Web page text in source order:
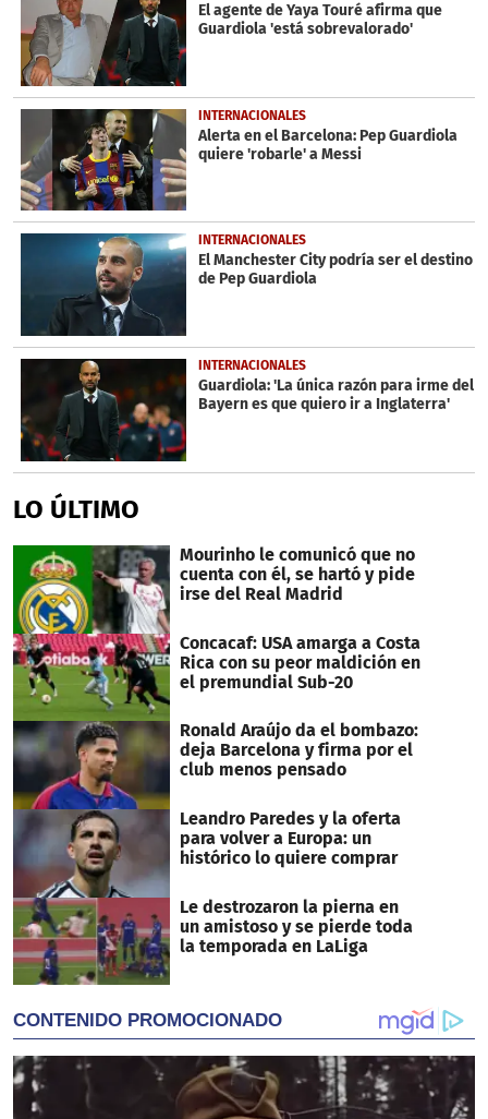
El agente de Yaya Touré afirma que
Guardiola 'está sobrevalorado'
INTERNACIONALES
Alerta en el Barcelona: Pep Guardiola
quiere 'robarle' a Messi
INTERNACIONALES
El Manchester City podría ser el destino
de Pep Guardiola
INTERNACIONALES
Guardiola: 'La única razón para irme del
Bayern es que quiero ir a Inglaterra'
LO ÚLTIMO
Mourinho le comunicó que no
cuenta con él, se hartó y pide
irse del Real Madrid
Concacaf: USA amarga a Costa
Rica con su peor maldición en
el premundial Sub-20
Ronald Araújo da el bombazo:
deja Barcelona y firma por el
club menos pensado
Leandro Paredes y la oferta
para volver a Europa: un
histórico lo quiere comprar
Le destrozaron la pierna en
un amistoso y se pierde toda
la temporada en LaLiga